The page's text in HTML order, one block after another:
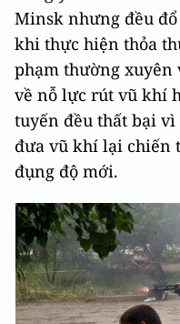
Minsk nhưng đều
khi thực hiện thỏa
phạm thường xuyên
về nỗ lực rút vũ khí
tuyến đều thất bại vì
đưa vũ khí lại chiến
đụng độ mới.